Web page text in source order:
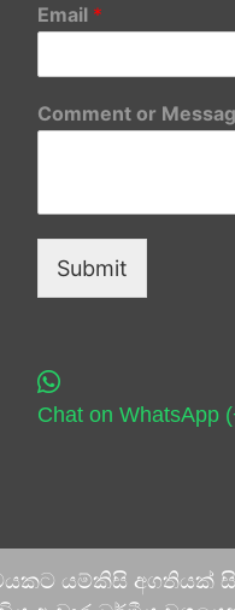
Email *
Comment or
Submit
Chat on WhatsApp
යම්කිසි අගතියක්